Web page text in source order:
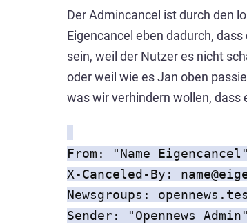
Der Admincancel ist durch den
Eigencancel eben dadurch,
sein, weil der Nutzer es nicht
oder weil wie es Jan oben
was wir verhindern wollen, dass
From: "Name Eigencancel"
X-Canceled-By:
Newsgroups:
Sender: "Opennews Admin"